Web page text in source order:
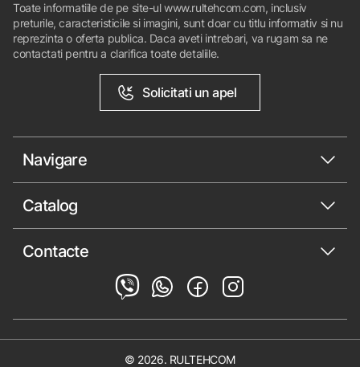
Toate informatiile de pe site-ul www.rultehcom.com, inclusiv
preturile, caracteristicile si imagini, sunt doar cu titlu informativ si nu
reprezinta o oferta publica. Daca aveti intrebari, va rugam sa ne
contactati pentru a clarifica toate detaliile.
Solicitati un apel
Navigare
Catalog
Contacte
© 2026. RULTEHCOM